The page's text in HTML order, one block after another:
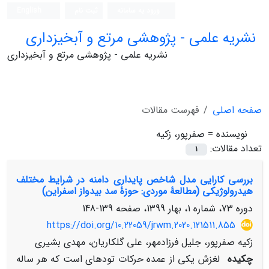
نشریه علمی - پژوهشی مرتع و آبخیزداری
نشریه علمی - پژوهشی مرتع و آبخیزداری
صفحه اصلی
فهرست مقالات
نویسنده = صفرپور، زکیه
تعداد مقالات:
1
بررسی کارایی مدل شاخص پایداری دامنه در شرایط مختلف
هیدرولوژیکی (مطالعۀ موردی: حوزۀ سد بیدواز اسفراین)
دوره 73، شماره 1، بهار 1399، صفحه
139-148
https://doi.org/10.22059/jrwm.2020.121511.855
زکیه صفرپور، جلیل فرزادمهر، علی گلکاریان، مهدی بشیری
چکیده لغزش یکی از عمده حرکات توده­ای است که هر ساله